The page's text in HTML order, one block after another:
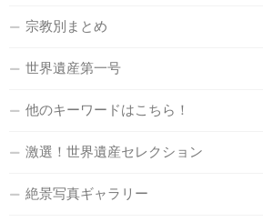
宗教別まとめ
世界遺産第一号
他のキーワードはこちら！
激選！世界遺産セレクション
絶景写真ギャラリー